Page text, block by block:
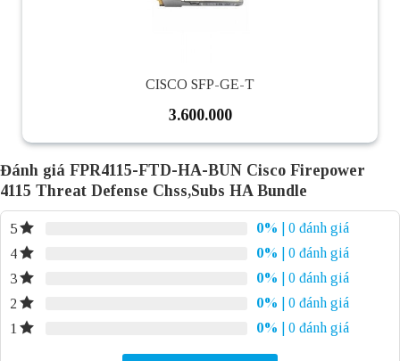
CISCO SFP-GE-T
3.600.000
Đánh giá FPR4115-FTD-HA-BUN Cisco Firepower
4115 Threat Defense Chss,Subs HA Bundle
5 0%
| 0 đánh giá
4
0%
| 0 đánh giá
3
0%
| 0 đánh giá
2
0%
| 0 đánh giá
1
0% | 0 đánh giá